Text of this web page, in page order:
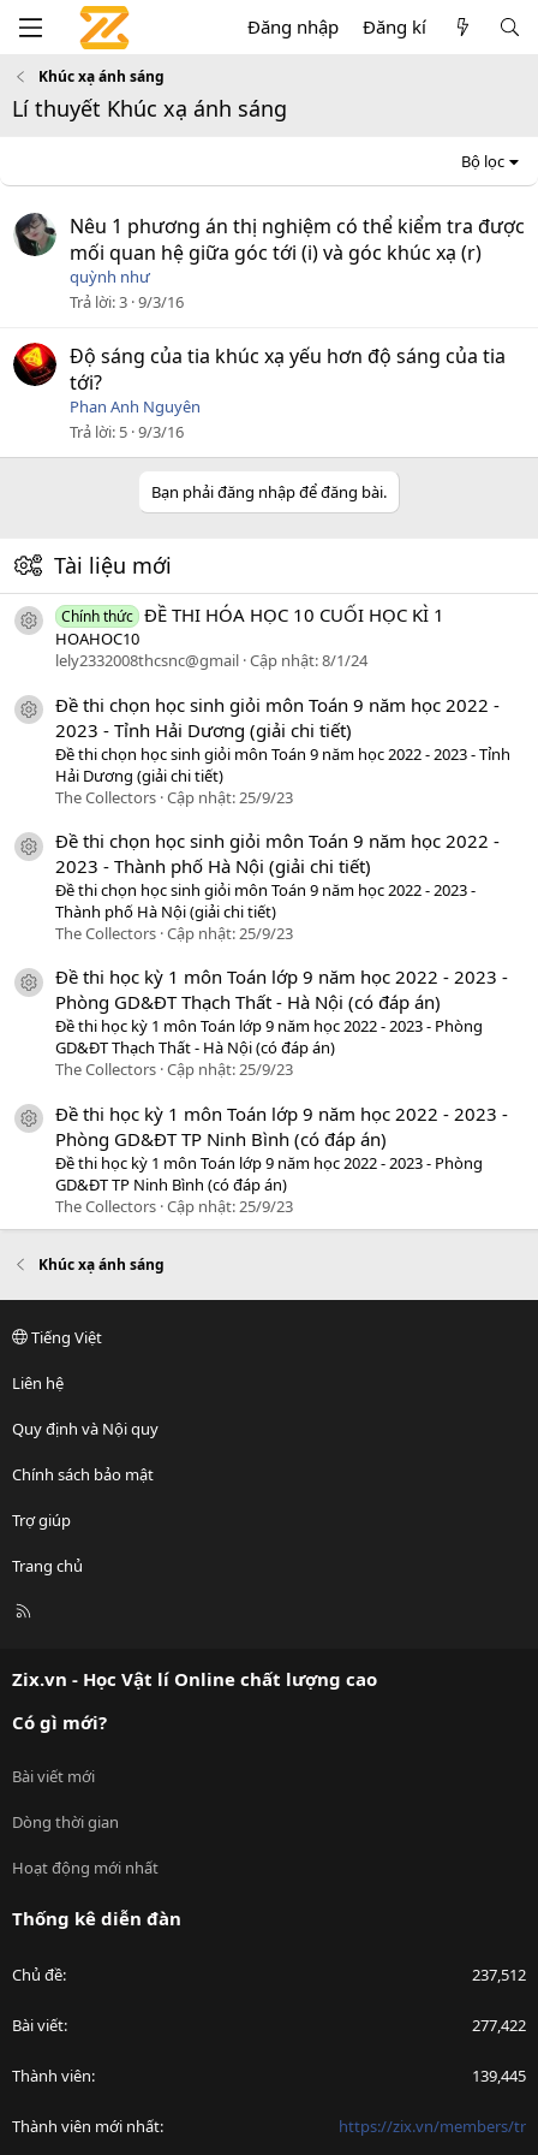
Đăng nhập Đăng kí
Khúc xạ ánh sáng
Lí thuyết Khúc xạ ánh sáng
Bộ lọc
Nêu 1 phương án thị nghiệm có thể kiểm tra được
mối quan hệ giữa góc tới (i) và góc khúc xạ (r)
quỳnh như
Trả lời 3 9/3/16
Độ sáng của tia khúc xạ yếu hơn độ sáng của tia
tới?
Phan Anh Nguyên
Trả lời 5 9/3/16
Bạn phải đăng nhập để đăng bài.
Tài liệu mới
icon tài liệu
Chính thức ĐỀ THI HÓA HỌC 10 CUỐI HỌC KÌ 1
HOAHOC10
lely2332008thcsnc@gmail Cập nhật:8/1/24
icon tài liệu
Đề thi chọn học sinh giỏi môn Toán 9 năm học 2022 -
2023 - Tỉnh Hải Dương (giải chi tiết)
Đề thi chọn học sinh giỏi môn Toán 9 năm học 2022 - 2023 - Tỉnh
Hải Dương (giải chi tiết)
The Collectors Cập nhật:25/9/23
icon tài liệu
Đề thi chọn học sinh giỏi môn Toán 9 năm học 2022 -
2023 - Thành phố Hà Nội (giải chi tiết)
Đề thi chọn học sinh giỏi môn Toán 9 năm học 2022 - 2023 -
Thành phố Hà Nội (giải chi tiết)
The Collectors Cập nhật:25/9/23
icon tài liệu
Đề thi học kỳ 1 môn Toán lớp 9 năm học 2022 - 2023 -
Phòng GD&ĐT Thạch Thất - Hà Nội (có đáp án)
Đề thi học kỳ 1 môn Toán lớp 9 năm học 2022 - 2023 - Phòng
GD&ĐT Thạch Thất - Hà Nội (có đáp án)
The Collectors Cập nhật:25/9/23
icon tài liệu
Đề thi học kỳ 1 môn Toán lớp 9 năm học 2022 - 2023 -
Phòng GD&ĐT TP Ninh Bình (có đáp án)
Đề thi học kỳ 1 môn Toán lớp 9 năm học 2022 - 2023 - Phòng
GD&ĐT TP Ninh Bình (có đáp án)
The Collectors Cập nhật: 25/9/23
Khúc xạ ánh sáng
Tiếng Việt
Liên hệ
Quy định và Nội quy
Chính sách bảo mật
Trợ giúp
Trang chủ
R
Zix.vn - Học Vật lí Online chất lượng cao
Có gì mới?
Bài viết mới
Dòng thời gian
Hoạt động mới nhất
Thống kê diễn đàn
Chủ đề 237,512
Bài viết 277,422
Thành viên 139,445
Thành viên mới nhất https://zix.vn/members/tr